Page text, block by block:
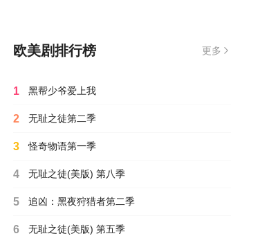
欧美剧排行榜 更多
1 黑帮少爷爱上我
2 无耻之徒第二季
3 怪奇物语第一季
4 无耻之徒(美版) 第八季
5 追凶：黑夜狩猎者第二季
6 无耻之徒(美版) 第五季